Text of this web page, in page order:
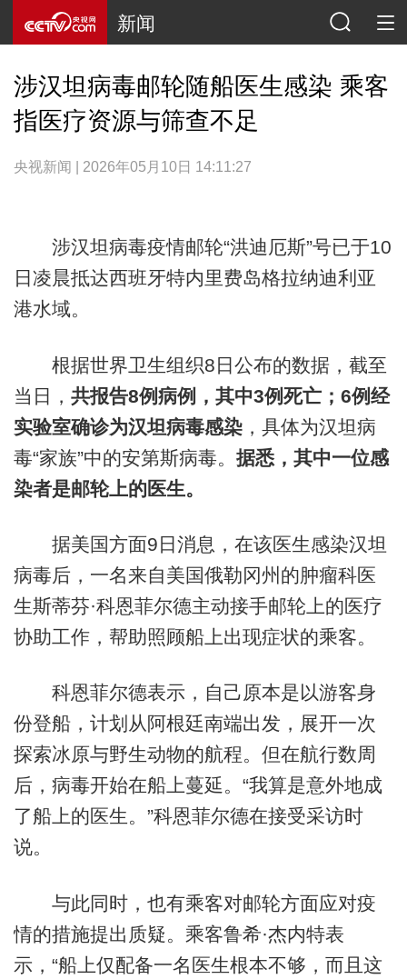
新闻
涉汉坦病毒邮轮随船医生感染 乘客
指医疗资源与筛查不足
央视新闻 | 2026年05月10日 14:11:27
涉汉坦病毒疫情邮轮“洪迪厄斯”号已于10
日凌晨抵达西班牙特内里费岛格拉纳迪利亚
港水域。
根据世界卫生组织8日公布的数据，截至
当日， 共报告8例病例，其中3例死亡；6例经
实验室确诊为汉坦病毒感染，具体为汉坦病
毒“家族”中的安第斯病毒。 据悉，其中一位感
染者是邮轮上的医生。
据美国方面9日消息，在该医生感染汉坦
病毒后，一名来自美国俄勒冈州的肿瘤科医
生斯蒂芬·科恩菲尔德主动接手邮轮上的医疗
协助工作，帮助照顾船上出现症状的乘客。
科恩菲尔德表示，自己原本是以游客身
份登船，计划从阿根廷南端出发，展开一次
探索冰原与野生动物的航程。但在航行数周
后，病毒开始在船上蔓延。“我算是意外地成
了船上的医生。”科恩菲尔德在接受采访时
说。
与此同时，也有乘客对邮轮方面应对疫
情的措施提出质疑。乘客鲁希·杰内特表
示，“船上仅配备一名医生根本不够，而且这